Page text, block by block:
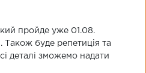
пройде уже 01.08.
Також буде репетиція та
деталі зможемо надати